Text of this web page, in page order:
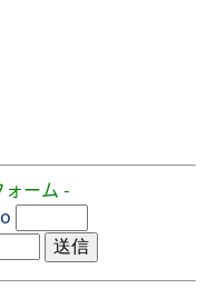
ーム -